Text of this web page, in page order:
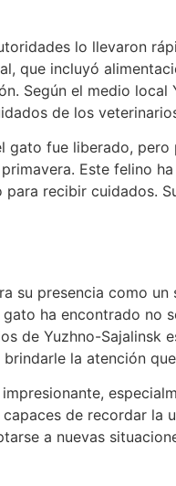
lo llevaron
que incluyó
Según el medio
de los
gato fue liberado,
Este felino
recibir cuidados.
su presencia como
ha encontrado no
de Yuzhno-Sajalinsk
la atención
de recordar
a nuevas